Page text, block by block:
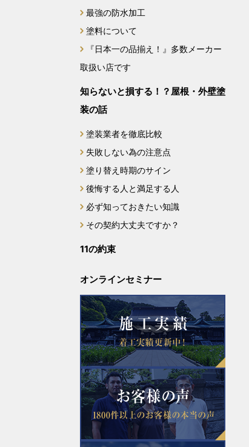
2024年6月
2024年4月
2024年2月
2023年12月
2023年11月
2023年10月
2023年9月
2023年8月
2023年7月
2023年6月
2023年5月
2023年4月
最強の防水加工
塗料について
『日本一の品揃え！』多数メーカー
取扱い店です
知らないと損する！？屋根・外壁塗
装の話
塗装業者を徹底比較
失敗しない為の注意点
塗り替え時期のサイン
後悔する人と満足する人
必ず知っておきたい知識
その契約大丈夫ですか？
11の約束
オンラインセミナー